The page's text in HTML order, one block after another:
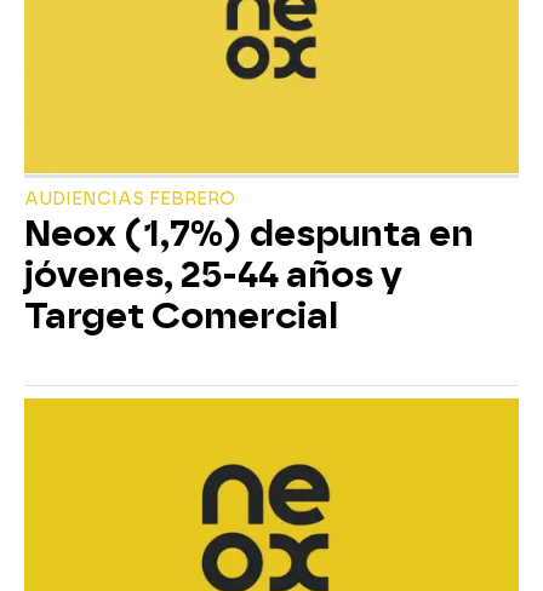
AUDIENCIAS FEBRERO
Neox (1,7%) despunta en
jóvenes, 25-44 años y
Target Comercial